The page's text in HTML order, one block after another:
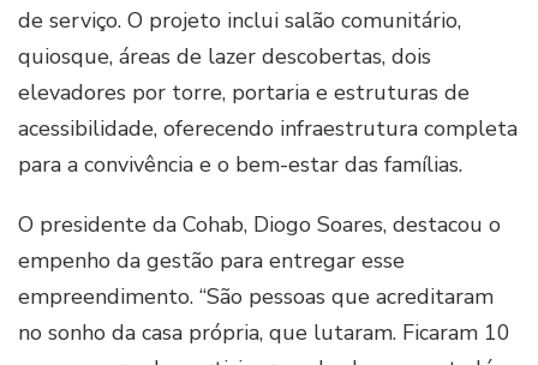
de serviço. O projeto inclui salão comunitário,
quiosque, áreas de lazer descobertas, dois
elevadores por torre, portaria e estruturas de
acessibilidade, oferecendo infraestrutura completa
para a convivência e o bem-estar das famílias.
O presidente da Cohab, Diogo Soares, destacou o
empenho da gestão para entregar esse
empreendimento. “São pessoas que acreditaram
no sonho da casa própria, que lutaram. Ficaram 10